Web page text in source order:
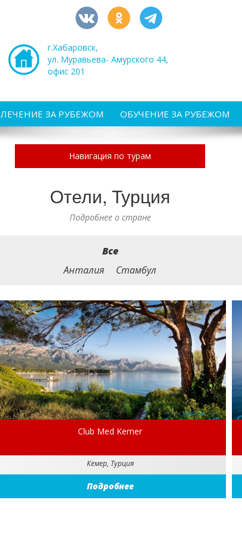
г.Хабаровск,
ул. Муравьева- Амурского 44,
офис 201
ЛЕЧЕНИЕ ЗА РУБЕЖОМ ОБУЧЕНИЕ ЗА РУБЕЖОМ
Навигация по турам
Отели, Турция
Подробнее о стране
Все
Анталия
Стамбул
Club Med Kemer
Кемер, Турция
Подробнее